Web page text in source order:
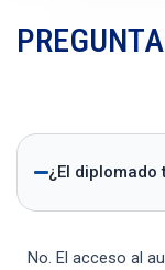
¿El diplomado
No. El acceso al